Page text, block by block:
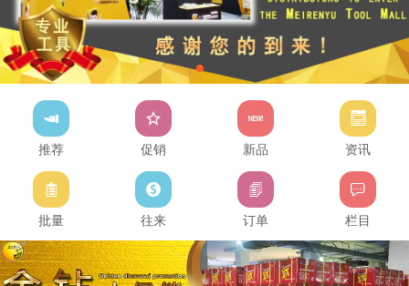
推荐 促销 新品 资讯
批量 往来 订单 栏目